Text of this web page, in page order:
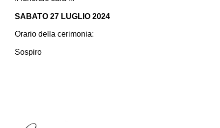
SABATO 27 LUGLIO 2024
Orario della cerimonia:
Sospiro